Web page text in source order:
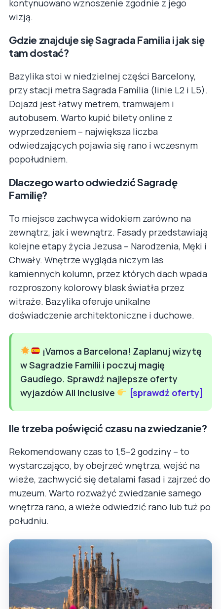
kontynuowano wznoszenie zgodnie z jego
wizją.
Gdzie znajduje się Sagrada Familia i jak się
tam dostać?
Bazylika stoi w niedzielnej części Barcelony,
przy stacji metra Sagrada Família (linie L2 i L5).
Dojazd jest łatwy metrem, tramwajem i
autobusem. Warto kupić bilety online z
wyprzedzeniem – największa liczba
odwiedzających pojawia się rano i wczesnym
popołudniem.
Dlaczego warto odwiedzić Sagradę
Familię?
To miejsce zachwyca widokiem zarówno na
zewnątrz, jak i wewnątrz. Fasady przedstawiają
kolejne etapy życia Jezusa – Narodzenia, Męki i
Chwały. Wnętrze wygląda niczym las
kamiennych kolumn, przez których dach wpada
rozproszony kolorowy blask światła przez
witraże. Bazylika oferuje unikalne
doświadczenie architektoniczne i duchowe.
¡Vamos a Barcelona! Zaplanuj wizytę
w Sagradzie Familii i poczuj magię
Gaudíego. Sprawdź najlepsze oferty
wyjazdów All Inclusive
[sprawdź oferty]
Ile trzeba poświęcić czasu na zwiedzanie?
Rekomendowany czas to 1,5–2 godziny – to
wystarczająco, by obejrzeć wnętrza, wejść na
wieże, zachwycić się detalami fasad i zajrzeć do
muzeum. Warto rozważyć zwiedzanie samego
wnętrza rano, a wieże odwiedzić rano lub tuż po
południu.